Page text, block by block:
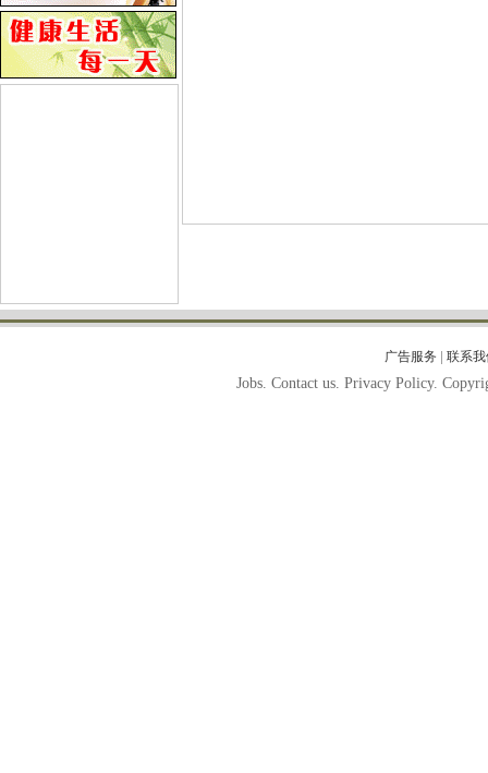
广告服务 | 联系
Jobs. Contact us. Privacy Policy.